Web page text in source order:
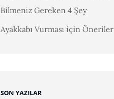
Bilmeniz Gereken 4 Şey
Ayakkabı Vurması için Öneriler
SON YAZILAR